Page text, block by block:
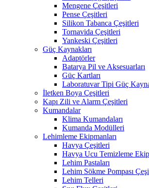
Mengene Çeşitleri
Pense Çeşitleri
Silikon Tabanca Çeşitleri
Tornavida Çeşitleri
Yankeski Çeşitleri
Güç Kaynakları
Adaptörler
Batarya Pil ve Aksesuarları
Güç Kartları
Laboratuvar Tipi Güç
İletken Boya Çeşitleri
Kapı Zili ve Alarm Çeşitleri
Kumandalar
Klima Kumandaları
Kumanda Modülleri
Lehimleme Ekipmanları
Havya Çeşitleri
Havya Ucu Temizleme
Lehim Pastaları
Lehim Sökme Pompası
Lehim Telleri